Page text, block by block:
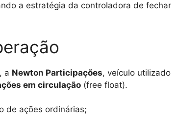
a estratégia da controladora de fechar
a Newton Participações, veículo utilizado
em circulação (free float).
de ações ordinárias;